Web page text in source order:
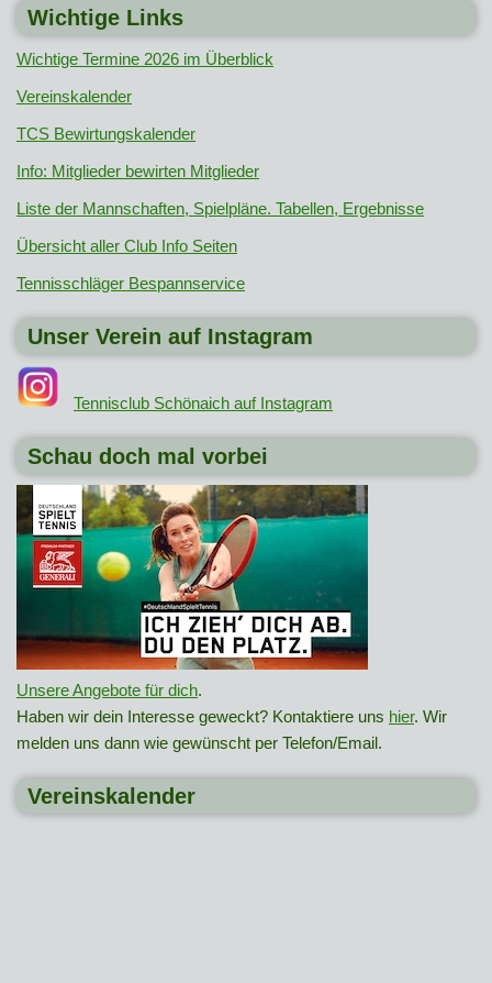
Wichtige Links
Wichtige Termine 2026 im Überblick
Vereinskalender
TCS Bewirtungskalender
Info: Mitglieder bewirten Mitglieder
Liste der Mannschaften, Spielpläne. Tabellen, Ergebnisse
Übersicht aller Club Info Seiten
Tennisschläger Bespannservice
Unser Verein auf Instagram
Tennisclub Schönaich auf Instagram
Schau doch mal vorbei
Unsere Angebote für dich.
Haben wir dein Interesse geweckt? Kontaktiere uns hier. Wir
melden uns dann wie gewünscht per Telefon/Email.
Vereinskalender